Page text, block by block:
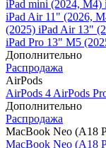
iPad mini (2024, M4)
iPad Air 11" (2026,
(2025) iPad Air 13"
iPad Pro 13" M5
Дополнительно
Распродажа
AirPods
AirPods 4 AirPods
Дополнительно
Распродажа
MacBook Neo (A18
MacBook Neo (A18